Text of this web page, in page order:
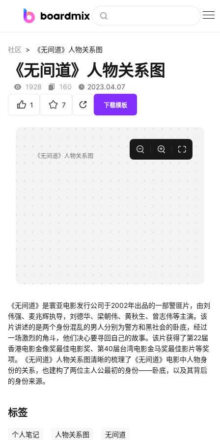
社区资源
下载
会员
私有化部署
支持
帮助中心
知识分享社区
社区 > 《无间道》人物关系图
《无间道》人物关系图
1928 160 2023.04.07
1 7 下载模板
《无间道》是寰亚电影发行公司于2002年出品的一部警匪片，由刘
伟强、麦兆辉执导，刘德华、梁朝伟、黄秋生、曾志伟等主演。该
片讲述的是两个身份混乱的男人分别为警方和黑社会的卧底，经过
一场激烈的角斗，他们决心要寻回自己的故事。该片获得了第22届
香港电影金像奖最佳电影奖、第40届台湾电影金马奖最佳影片等奖
项。《无间道》人物关系图清晰的梳理了《无间道》电影中人物身
份的关系，也建构了两位主人公最初的身份——卧底，以及其背后
的身份来源。
标签
个人笔记 人物关系图 无间道